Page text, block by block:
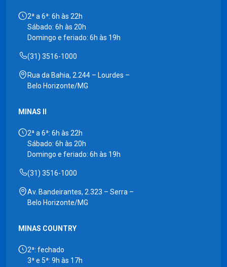
2ª a 6ª: 6h às 22h
Sábado: 6h às 20h
Domingo e feriado: 6h às 19h
(31) 3516-1000
Rua da Bahia, 2.244 – Lourdes –
Belo Horizonte/MG
MINAS II
2ª a 6ª: 6h às 22h
Sábado: 6h às 20h
Domingo e feriado: 6h às 19h
(31) 3516-1000
Av. Bandeirantes, 2.323 – Serra –
Belo Horizonte/MG
MINAS COUNTRY
2ª: fechado
3ª e 5ª: 9h às 17h